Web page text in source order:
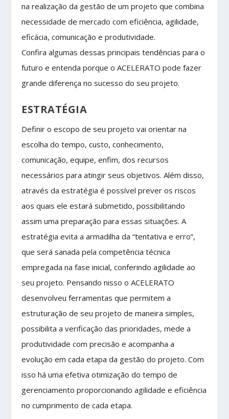
na realização da gestão de um projeto que combina
necessidade de mercado com eficiência, agilidade,
eficácia, comunicação e produtividade.
Confira algumas dessas principais tendências para o
futuro e entenda porque o ACELERATO pode fazer
grande diferença no sucesso do seu projeto.
ESTRATÉGIA
Definir o escopo de seu projeto vai orientar na
escolha do tempo, custo, conhecimento,
comunicação, equipe, enfim, dos recursos
necessários para atingir seus objetivos. Além disso,
através da estratégia é possível prever os riscos
aos quais ele estará submetido, possibilitando
assim uma preparação para essas situações. A
estratégia evita a armadilha da “tentativa e erro”,
que será sanada pela competência técnica
empregada na fase inicial, conferindo agilidade ao
seu projeto. Pensando nisso o ACELERATO
desenvolveu ferramentas que permitem a
estruturação de seu projeto de maneira simples,
possibilita a verificação das prioridades, mede a
produtividade com precisão e acompanha a
evolução em cada etapa da gestão do projeto. Com
isso há uma efetiva otimização do tempo de
gerenciamento proporcionando agilidade e eficiência
no cumprimento de cada etapa.